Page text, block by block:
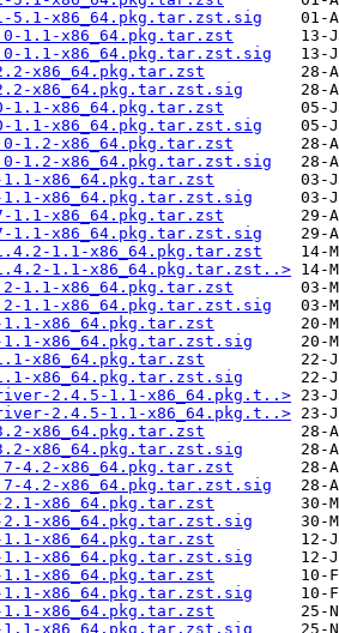
5.1-x86_64.pkg.tar.zst.sig
1.1-x86_64.pkg.tar.zst
1.1-x86_64.pkg.tar.zst.sig
x86_64.pkg.tar.zst
x86_64.pkg.tar.zst.sig
x86_64.pkg.tar.zst
x86_64.pkg.tar.zst.sig
1.2-x86_64.pkg.tar.zst
1.2-x86_64.pkg.tar.zst.sig
x86_64.pkg.tar.zst
x86_64.pkg.tar.zst.sig
x86_64.pkg.tar.zst
x86_64.pkg.tar.zst.sig
1.1-x86_64.pkg.tar.zst
1.1-x86_64.pkg.tar.zst..>
1.1-x86_64.pkg.tar.zst
1.1-x86_64.pkg.tar.zst.sig
x86_64.pkg.tar.zst
x86_64.pkg.tar.zst.sig
x86_64.pkg.tar.zst
x86_64.pkg.tar.zst.sig
2.4.5-1.1-x86_64.pkg.t..>
2.4.5-1.1-x86_64.pkg.t..>
x86_64.pkg.tar.zst
x86_64.pkg.tar.zst.sig
4.2-x86_64.pkg.tar.zst
4.2-x86_64.pkg.tar.zst.sig
x86_64.pkg.tar.zst
x86_64.pkg.tar.zst.sig
x86_64.pkg.tar.zst
x86_64.pkg.tar.zst.sig
x86_64.pkg.tar.zst
x86_64.pkg.tar.zst.sig
x86_64.pkg.tar.zst
x86_64.pkg.tar.zst.sig